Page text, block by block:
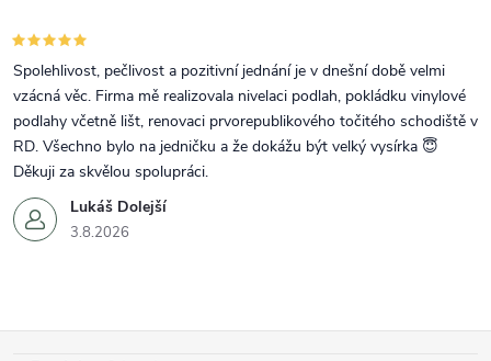
Lukáš Dolejší
3.8.2026
Spolehlivost, pečlivost a pozitivní jednání je v dnešní době velmi
vzácná věc. Firma mě realizovala nivelaci podlah, pokládku vinylové
podlahy včetně lišt, renovaci prvorepublikového točitého schodiště v
RD. Všechno bylo na jedničku a že dokážu být velký vysírka 😇
Děkuji za skvělou spolupráci.